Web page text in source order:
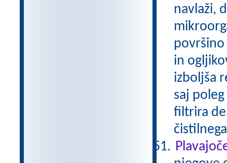
navlaži,
in
izboljša
saj
filtrira